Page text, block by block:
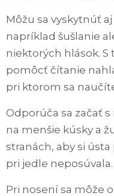
Môžu sa vyskytnúť
napríklad šušlanie
niektorých hlások.
pomôcť čítanie
pri ktorom sa
Odporúča sa začať
na menšie kúsky a
stranách, aby si
pri jedle neposúvala.
Pri nosení sa môže